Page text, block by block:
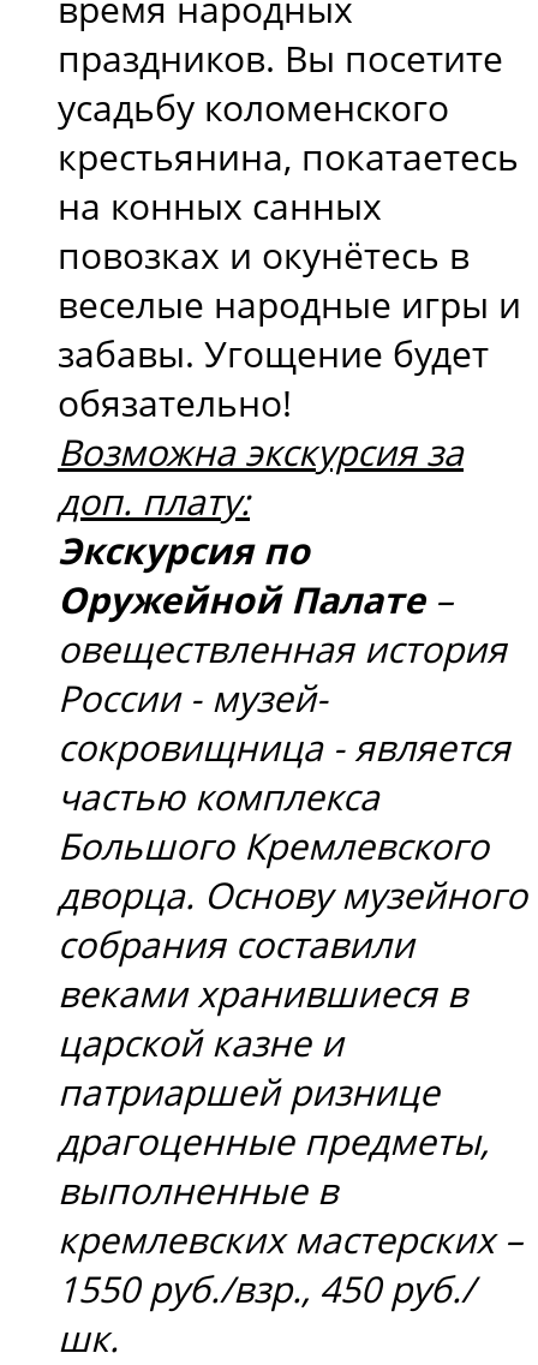
праздников. Вы посетите
усадьбу коломенского
крестьянина, покатаетесь
на конных санных
повозках и окунётесь в
веселые народные игры и
забавы. Угощение будет
обязательно!
Возможна экскурсия за
доп. плату:
Экскурсия по
Оружейной Палате–
овеществленная история
России - музей-
сокровищница - является
частью комплекса
Большого Кремлевского
дворца. Основу музейного
собрания составили
веками хранившиеся в
царской казне и
патриаршей ризнице
драгоценные предметы,
выполненные в
кремлевских мастерских –
1550 руб./взр., 450 руб./
шк.